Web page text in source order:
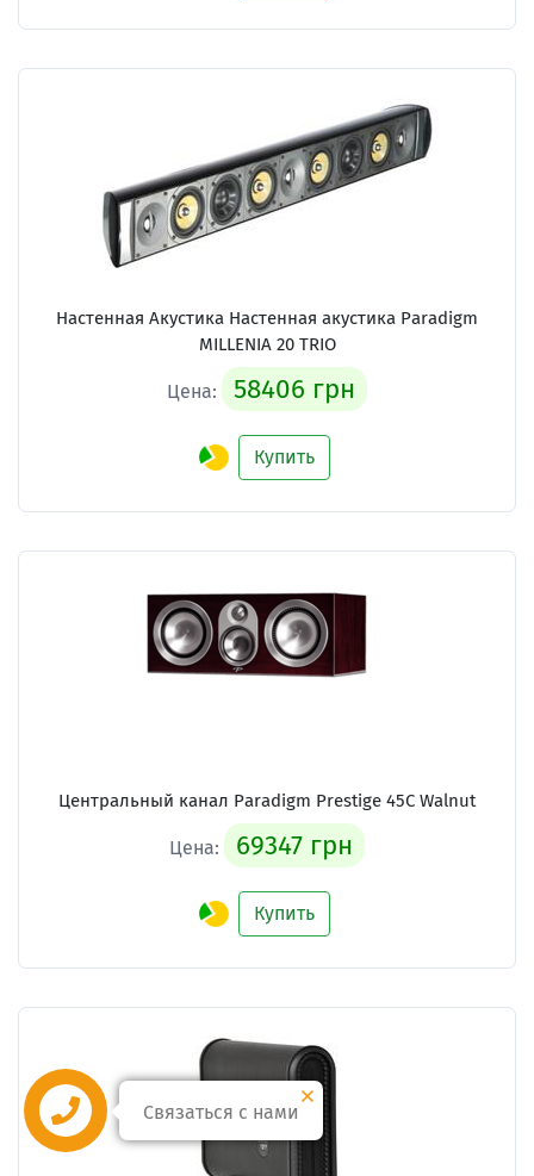
Настенная Акустика Настенная акустика Paradigm
MILLENIA 20 TRIO
Цена: 58406 грн
Купить
Центральный канал Paradigm Prestige 45C Walnut
Цена: 69347 грн
Купить
Связаться с нами